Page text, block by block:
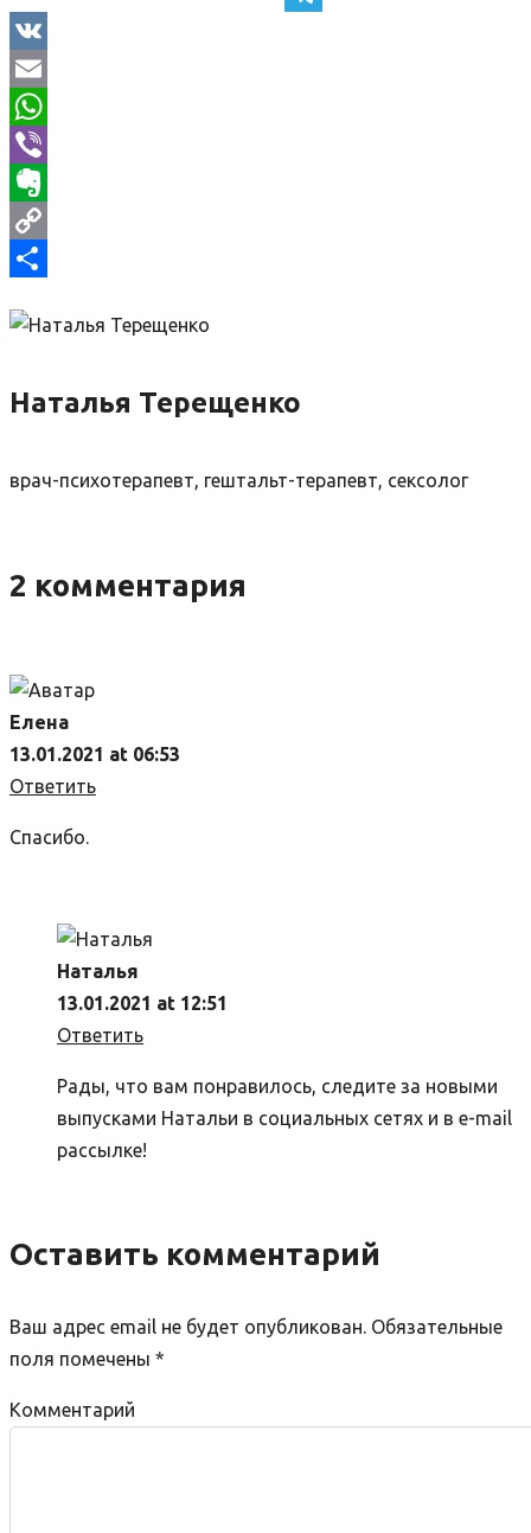
Telegram
VK
Email
WhatsApp
Viber
Evernote
Copy
Наталья Терещенко
врач-психотерапевт, гештальт-терапевт, сексолог
2 комментария
Елена
13.01.2021 at 06:53
Ответить
Спасибо.
Наталья
13.01.2021 at 12:51
Ответить
Рады, что вам понравилось, следите за новыми
выпусками Натальи в социальных сетях и в e-mail
рассылке!
Оставить комментарий
Ваш адрес email не будет опубликован. Обязательные
поля помечены *
Комментарий